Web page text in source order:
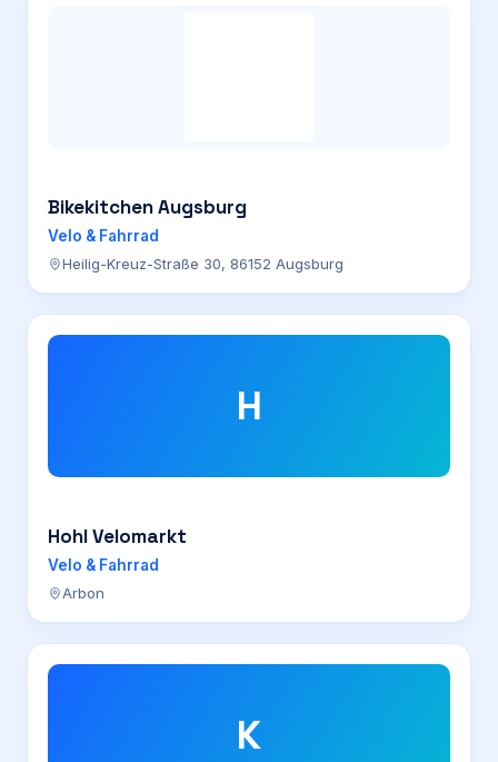
Bikekitchen Augsburg
Velo & Fahrrad
Heilig-Kreuz-Straße 30, 86152 Augsburg
H
Hohl Velomarkt
Velo & Fahrrad
Arbon
K